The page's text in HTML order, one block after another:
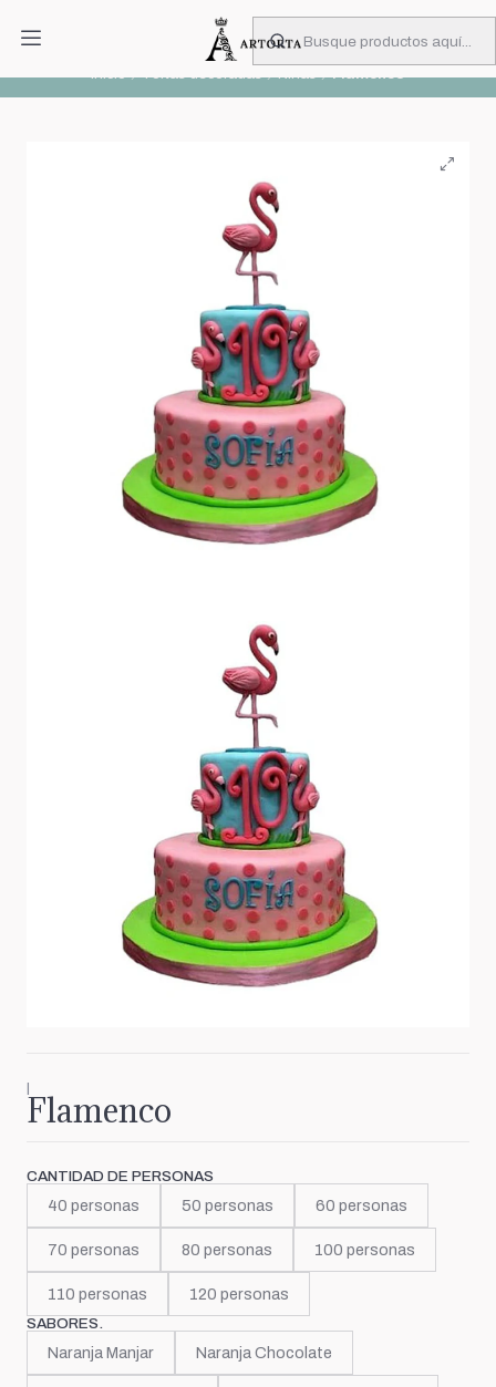
PIDA CON MUCHA ANTICIPACIÓN
Inicio Tortas decoradas Niñas Flamenco
|
Flamenco
CANTIDAD DE PERSONAS
40 personas 50 personas 60 personas
70 personas 80 personas 100 personas
110 personas 120 personas
SABORES.
Naranja Manjar Naranja Chocolate